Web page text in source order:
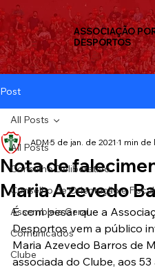
ASSOCIAÇÃO
DESPORTOS
Post
All Posts
Conselho Deliberativo
Conselho de Orientação e
Assembleia Geral
Comunicados
Clube
All Posts
Nota de
Maria Azevedo
ADM 5 de jan. de 2021 1 min de
É com pesar que a
Desportos vem a público
Maria Azevedo Barros de
associada do Clube, aos